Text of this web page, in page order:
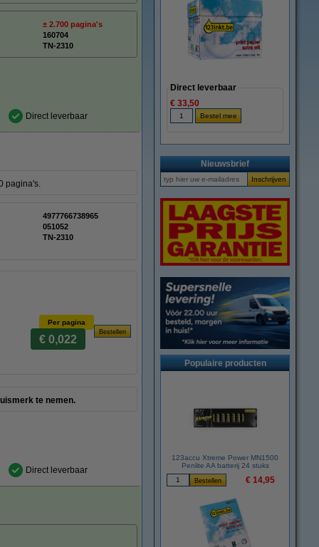
± 2.700 pagina's
160704
TN-2310
Direct leverbaar
pagina's.
4977766738965
051052
TN-2310
Per pagina
€ 0,022
te nemen.
Direct leverbaar
Direct leverbaar
€ 33,50
Nieuwsbrief
Populaire producten
123accu Xtreme Power MN1500
Penlite AA batterij 24 stuks
€ 14,95